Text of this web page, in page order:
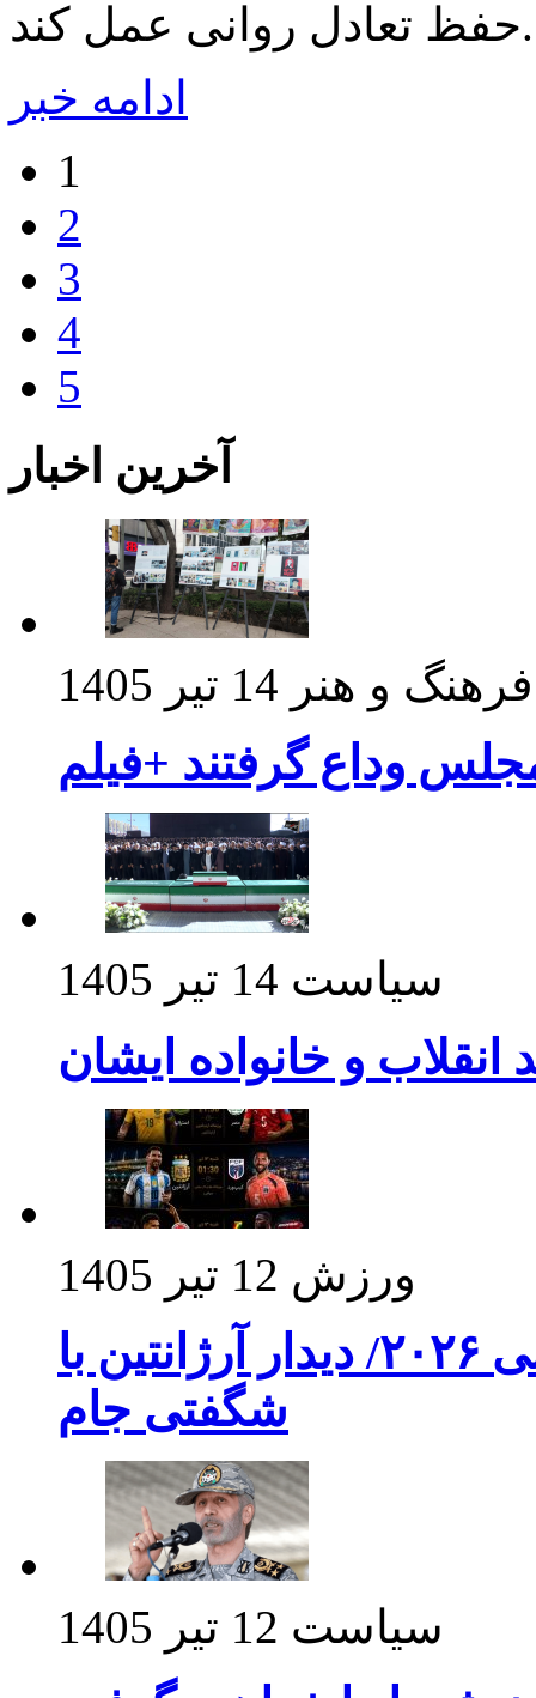
حفظ تعادل روانی عمل کند.
ادامه خبر
1
2
3
4
5
آخرین اخبار
فرهنگ و هنر 14 تیر 1405
وداع گرفتند +فیلم
سیاست 14 تیر 1405
انقلاب و خانواده ایشان
ورزش 12 تیر 1405
برنامه بازی های امشب جام جهانی ۲۰۲۶/ دیدار آرژانتین با
شگفتی جام
سیاست 12 تیر 1405